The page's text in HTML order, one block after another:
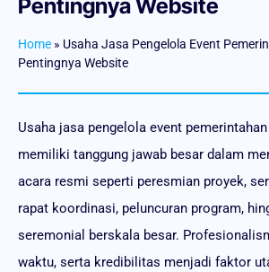
Pentingnya Website
Home » Usaha Jasa Pengelola Event
Pentingnya Website
Usaha jasa pengelola event
memiliki tanggung jawab besar dalam
acara resmi seperti peresmian proyek,
rapat koordinasi, peluncuran program,
seremonial berskala besar.
waktu, serta kredibilitas menjadi faktor